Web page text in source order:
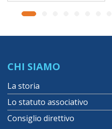
CHI SIAMO
La storia
Lo statuto associativo
Consiglio direttivo